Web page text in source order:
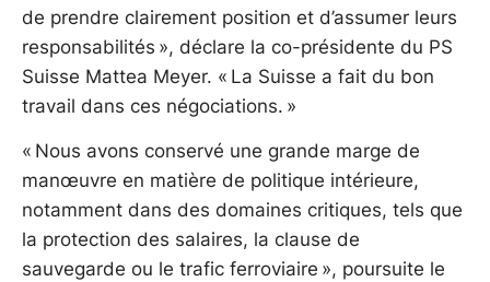
de prendre clairement position et d’assumer leurs
responsabilités », déclare la co-présidente du PS
Suisse Mattea Meyer. « La Suisse a fait du bon
travail dans ces négociations. »
« Nous avons conservé une grande marge de
manœuvre en matière de politique intérieure,
notamment dans des domaines critiques, tels que
la protection des salaires, la clause de
sauvegarde ou le trafic ferroviaire », poursuite le